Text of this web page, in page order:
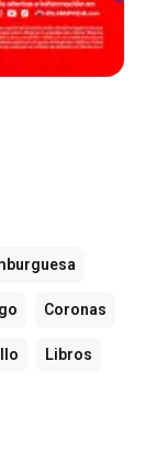
Coronas
Libros